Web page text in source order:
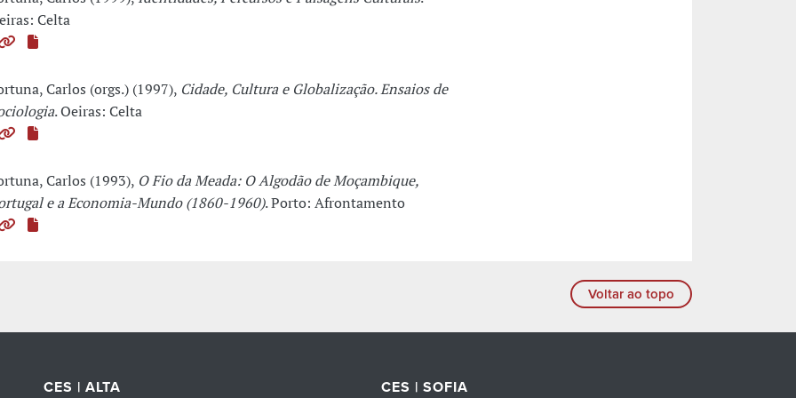
Celta
Carlos (orgs.) (1997), Cidade, Cultura e Globalização. Ensaios de
. Oeiras: Celta
Carlos (1993), O Fio da Meada: O Algodão de Moçambique,
e a Economia-Mundo (1860-1960). Porto: Afrontamento
Voltar ao topo
CES | ALTA CES | SOFIA